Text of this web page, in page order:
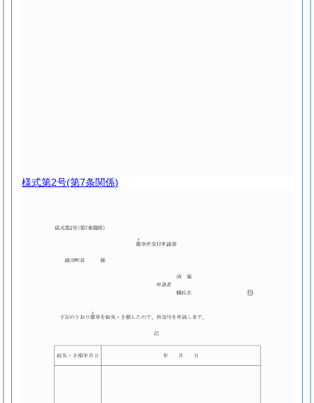
様式第2号(第7条関係)